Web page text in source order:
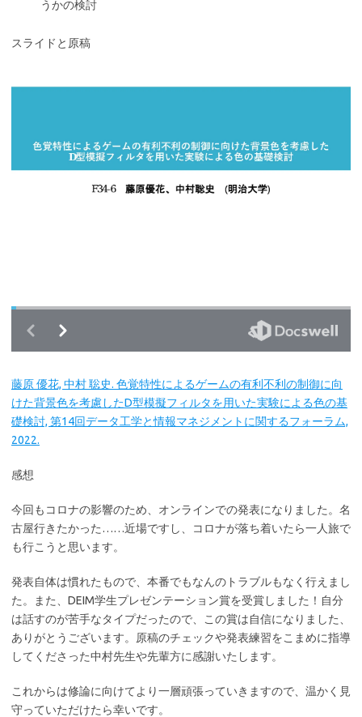
うかの検討
スライドと原稿
藤原 優花, 中村 聡史. 色覚特性によるゲームの有利不利の制御に向
けた背景色を考慮したD型模擬フィルタを用いた実験による色の基
礎検討, 第14回データ工学と情報マネジメントに関するフォーラム,
2022.
感想
今回もコロナの影響のため、オンラインでの発表になりました。名
古屋行きたかった……近場ですし、コロナが落ち着いたら一人旅で
も行こうと思います。
発表自体は慣れたもので、本番でもなんのトラブルもなく行えまし
た。また、DEIM学生プレゼンテーション賞を受賞しました！自分
は話すのが苦手なタイプだったので、この賞は自信になりました、
ありがとうございます。原稿のチェックや発表練習をこまめに指導
してくださった中村先生や先輩方に感謝いたします。
これからは修論に向けてより一層頑張っていきますので、温かく見
守っていただけたら幸いです。